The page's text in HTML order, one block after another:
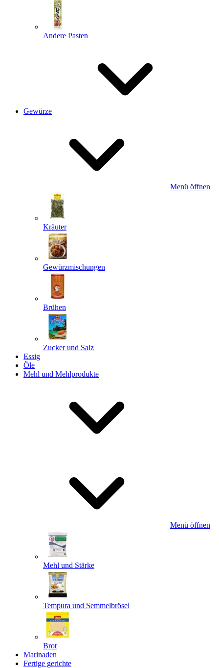
Andere Pasten
Gewürze
Menü öffnen
Kräuter
Gewürzmischungen
Brühen
Zucker und Salz
Essig
Öle
Mehl und Mehlprodukte
Menü öffnen
Mehl und Stärke
Tempura und Semmelbrösel
Brot
Marinaden
Fertige gerichte